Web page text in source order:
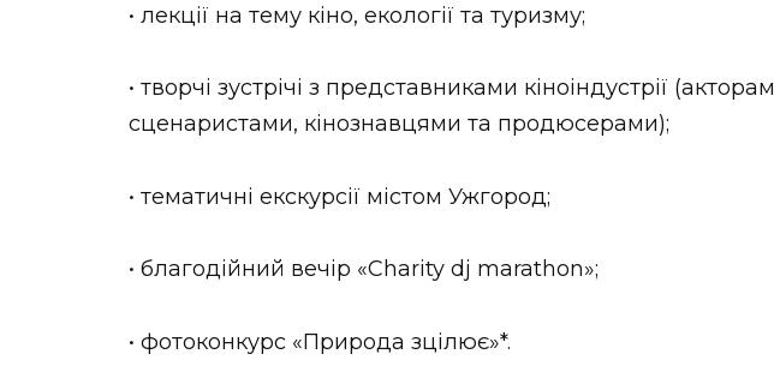
• лекції на тему кіно, екології та туризму;
• творчі зустрічі з представниками кіноіндустрії
сценаристами, кінознавцями та продюсерами);
• тематичні екскурсії містом Ужгород;
• благодійний вечір «Сharity dj marathon»;
• фотоконкурс «Природа зцілює»*.